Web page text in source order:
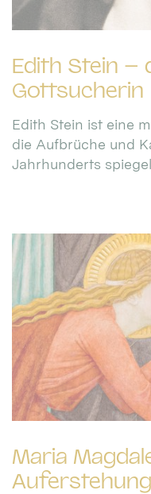
Edith Stein –
Gottsucherin
Edith Stein ist eine
die Aufbrüche und
Jahrhunderts
Maria